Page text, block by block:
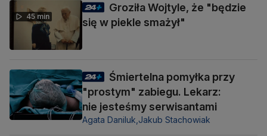
45 min
Groziła Wojtyle, że "będzie
się w piekle smażył"
Śmiertelna pomyłka przy
"prostym" zabiegu. Lekarz:
nie jesteśmy serwisantami
Agata Daniluk,Jakub Stachowiak